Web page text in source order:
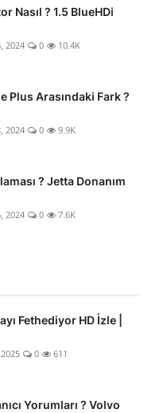
Nasıl ? 1.5 BlueHDi
2024 0 10.4K
Plus Arasındaki Fark ?
2024 0 9.9K
? Jetta Donanım
2024 0 7.6K
Fethediyor HD İzle |
0 611
Yorumları ? Volvo